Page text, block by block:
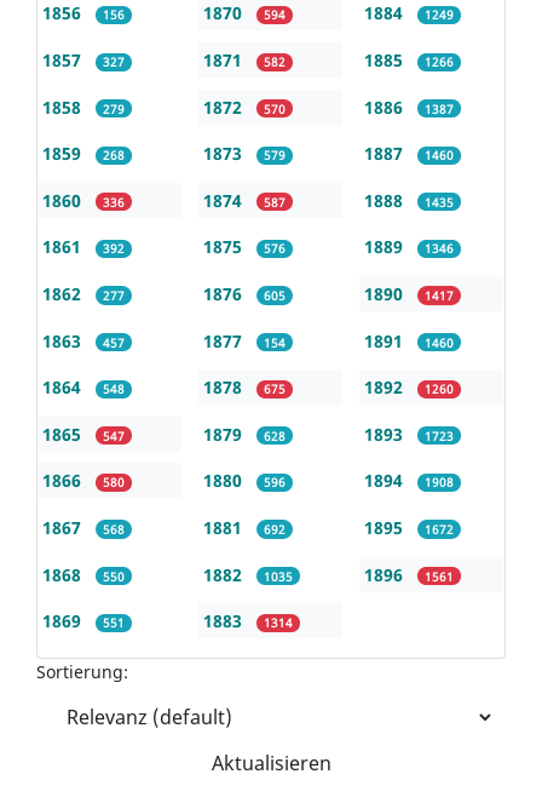
1856 156
1857 327
1858 279
1859 268
1860 336
1861 392
1862 277
1863 457
1864 548
1865 547
1866 580
1867 568
1868 550
1869 551
1870 594
1871 582
1872 570
1873 579
1874 587
1875 576
1876 605
1877 154
1878 675
1879 628
1880 596
1881 692
1882 1035
1883 1314
1884 1249
1885 1266
1886 1387
1887 1460
1888 1435
1889 1346
1890 1417
1891 1460
1892 1260
1893 1723
1894 1908
1895 1672
1896 1561
Sortierung:
Aktualisieren